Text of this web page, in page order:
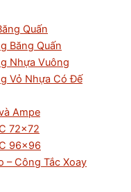
Quấn
Băng Quấn
Nhựa Vuông
Vỏ Nhựa Có Đế
Ampe
72×72
96×96
– Công Tắc Xoay